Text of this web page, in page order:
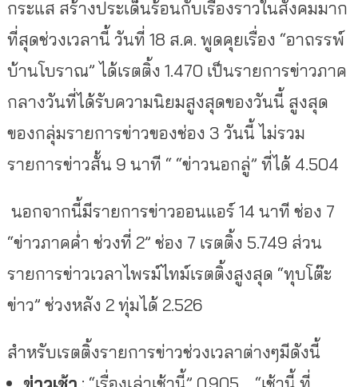
กระแส สร้างประเด็นร้อนกับเรื่องราวในสังคมมาก
ที่สุดช่วงเวลานี้ วันที่ 18 ส.ค. พูดคุยเรื่อง “อาถรรพ์
บ้านโบราณ” ได้เรตติ้ง 1.470 เป็นรายการข่าวภาค
กลางวันที่ได้รับความนิยมสูงสุดของวันนี้ สูงสุด
ของกลุ่มรายการข่าวของช่อง 3 วันนี้ ไม่รวม
รายการข่าวสั้น 9 นาที “ “ข่าวนอกลู่” ที่ได้ 4.504
นอกจากนี้มีรายการข่าวออนแอร์ 14 นาที ช่อง 7
“ข่าวภาคค่ำ ช่วงที่ 2” ช่อง 7 เรตติ้ง 5.749 ส่วน
รายการข่าวเวลาไพรม์ไทม์เรตติ้งสูงสุด “ทุบโต๊ะ
ข่าว” ช่วงหลัง 2 ทุ่มได้ 2.526
สำหรับเรตติ้งรายการข่าวช่วงเวลาต่างๆมีดังนี้
ข่าวเช้า : “เรื่องเล่าเช้านี้” 0.905 “เช้านี้ ที่